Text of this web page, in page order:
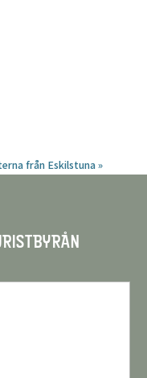
från Eskilstuna»